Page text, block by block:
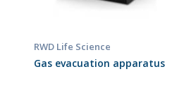
RWD Life Science
Gas evacuation apparatus